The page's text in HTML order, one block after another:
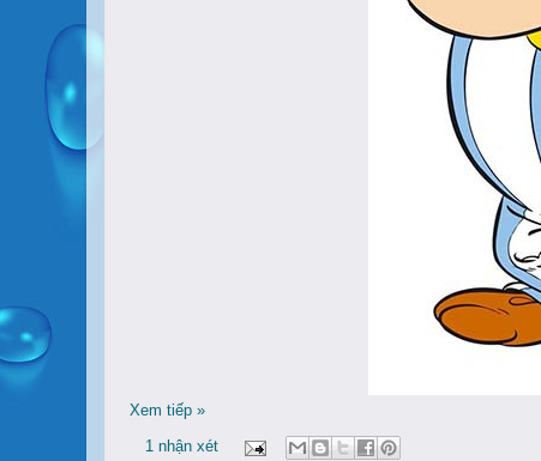
Xem tiếp »
1 nhận xét